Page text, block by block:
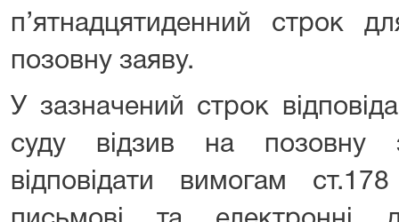
п’ятнадцятиденний строк
позовну заяву.
У зазначений строк
суду відзив на позовну
відповідати вимогам